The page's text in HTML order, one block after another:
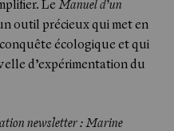
LeManuel d’un
outil précieux qui met en
écologique et qui
d’expérimentation du
newsletter : Marine